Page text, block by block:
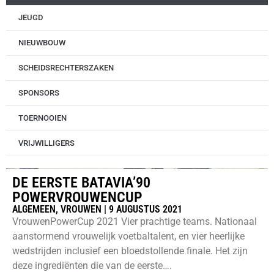
JEUGD
NIEUWBOUW
SCHEIDSRECHTERSZAKEN
SPONSORS
TOERNOOIEN
VRIJWILLIGERS
DE EERSTE BATAVIA’90
POWERVROUWENCUP
ALGEMEEN, VROUWEN | 9 AUGUSTUS 2021
VrouwenPowerCup 2021 Vier prachtige teams. Nationaal
aanstormend vrouwelijk voetbaltalent, en vier heerlijke
wedstrijden inclusief een bloedstollende finale. Het zijn
deze ingrediënten die van de eerste….